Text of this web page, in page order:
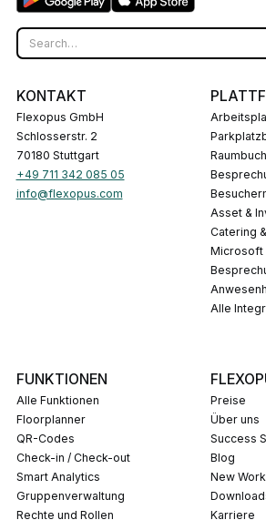
KONTAKT
Flexopus GmbH
Schlosserstr. 2
70180 Stuttgart
+49 711 342 085 05
info@flexopus.com
Asset &
Catering
Alle
FUNKTIONEN
Alle Funktionen
Floorplanner
QR-Codes
Check-in / Check-out
Smart Analytics
Gruppenverwaltung
Rechte und Rollen
Preise
Über uns
Success
Blog
New
Karriere